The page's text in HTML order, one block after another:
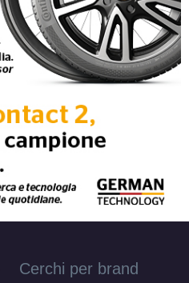
Cerchi per brand